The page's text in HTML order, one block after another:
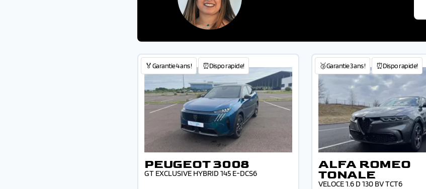
🏅Garantie 4 ans ! ⏰Dispo rapide!
PEUGEOT 3008
GT EXCLUSIVE HYBRID 145 E-DCS6
🥉Garantie 3 ans ! ⏰Dispo rapide!
ALFA ROMEO
TONALE
VELOCE 1.6 D 130 BV TCT6